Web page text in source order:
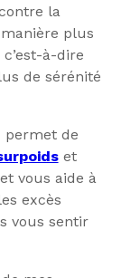
la
plus
à-dire
de sérénité
permet de
et
vous aide à
excès
vous sentir